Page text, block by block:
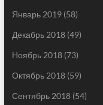
Январь 2019(58)
Декабрь 2018(49)
Ноябрь 2018(73)
Октябрь 2018(59)
Сентябрь 2018(54)